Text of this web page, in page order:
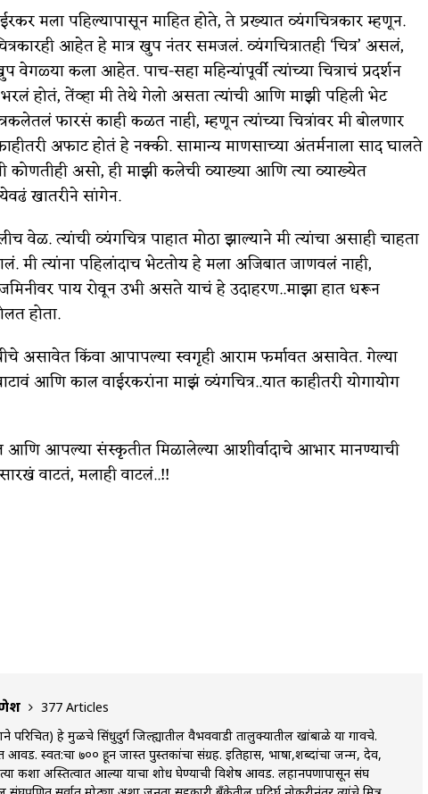
मला पहिल्यापासून माहित होते, ते प्रख्यात व्यंगचित्रकार म्हणून.
आहेत हे मात्र खुप नंतर समजलं. व्यंगचित्रातही ‘चित्र’ असलं,
वेगळ्या कला आहेत. पाच-सहा महिन्यांपूर्वी त्यांच्या चित्राचं प्रदर्शन
होतं, तेंव्हा मी तेथे गेलो असता त्यांची आणि माझी पहिली भेट
फारसं काही कळत नाही, म्हणून त्यांच्या चित्रांवर मी बोलणार
अफाट होतं हे नक्की. सामान्य माणसाच्या अंतर्मनाला साद घालते
कोणतीही असो, ही माझी कलेची व्याख्या आणि त्या व्याख्येत
खातरीने सांगेन.
वेळ. त्यांची व्यंगचित्र पाहात मोठा झाल्याने मी त्यांचा असाही चाहता
मी त्यांना पहिलांदाच भेटतोय हे मला अजिबात जाणवलं नाही,
पाय रोवून उभी असते याचं हे उदाहरण..माझा हात धरून
होता.
असावेत किंवा आपापल्या स्वगृही आराम फर्मावत असावेत. गेल्या
आणि काल वाईरकरांना माझं व्यंगचित्र..यात काहीतरी योगायोग
आपल्या संस्कृतीत मिळालेल्या आशीर्वादाचे आभार मानण्याची
वाटतं, मलाही वाटलं..!!
377 Articles
परिचित) हे मुळचे सिंधुदुर्ग जिल्ह्यातील वैभववाडी तालुक्यातील खांबाळे या गावचे.
स्वत:चा ७०० हून जास्त पुस्तकांचा संग्रह. इतिहास, भाषा,शब्दांचा जन्म, देव,
त्या कशा अस्तित्वात आल्या याचा शोध घेण्याची विशेष आवड. लहानपणापासून संघ